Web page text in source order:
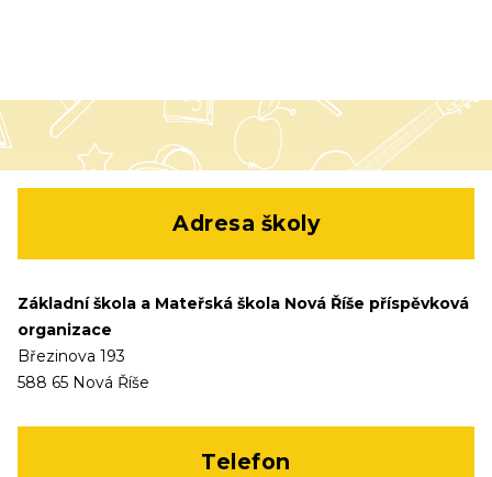
Adresa školy
Základní škola a Mateřská škola Nová Říše příspěvková
organizace
Březinova 193
588 65 Nová Říše
Telefon